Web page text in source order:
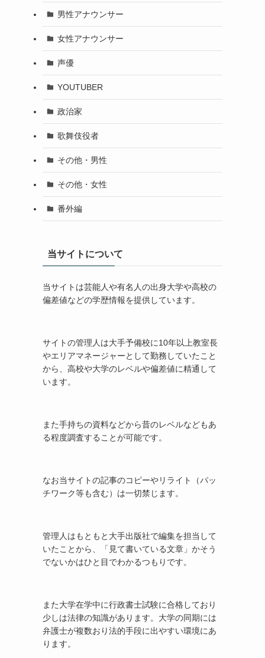
男性アナウンサー
女性アナウンサー
声優
YOUTUBER
政治家
歌舞伎役者
その他・男性
その他・女性
番外編
当サイトについて
当サイトは芸能人や有名人の出身大学や高校の
偏差値などの学歴情報を提供しています。
サイトの管理人は大手予備校に10年以上教室長
やエリアマネージャーとして勤務していたこと
から、高校や大学のレベルや偏差値に精通して
います。
また手持ちの資料などから昔のレベルなどもあ
る程度調査することが可能です。
なお当サイトの記事のコピーやリライト（パッ
チワーク等も含む）は一切禁じます。
管理人はもともと大手出版社で編集を担当して
いたことから、「見て書いている文章」かそう
でないかはひと目でわかるつもりです。
また大学在学中に行政書士試験に合格しており
少しは法律の知識があります。大学の同期には
弁護士が複数おり法的手段に出やすい環境にあ
ります。